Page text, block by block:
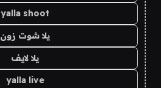
yalla shoot
يلا شوت زون
يلا لايف
yalla live